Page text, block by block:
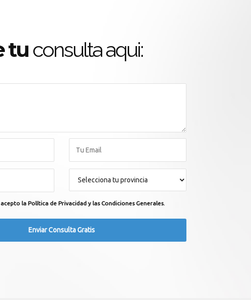
tu consulta aqui:
la Política de Privacidad y las Condiciones Generales.